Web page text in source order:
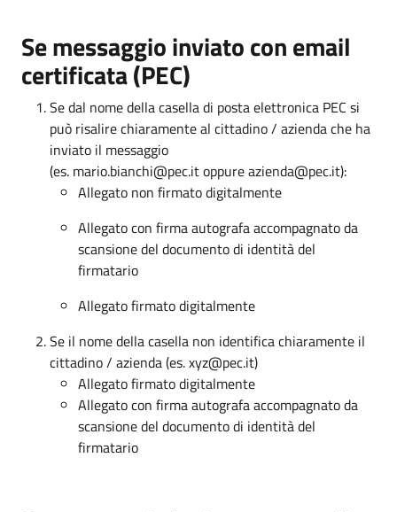
Se messaggio inviato con email
certificata (PEC)
Se dal nome della casella di posta elettronica PEC si
può risalire chiaramente al cittadino / azienda che ha
inviato il messaggio
(es. mario.bianchi@pec.it oppure azienda@pec.it):
Allegato non firmato digitalmente
Allegato con firma autografa accompagnato da
scansione del documento di identità del
firmatario
Allegato firmato digitalmente
Se il nome della casella non identifica chiaramente il
cittadino / azienda (es. xyz@pec.it)
Allegato firmato digitalmente
Allegato con firma autografa accompagnato da
scansione del documento di identità del
firmatario